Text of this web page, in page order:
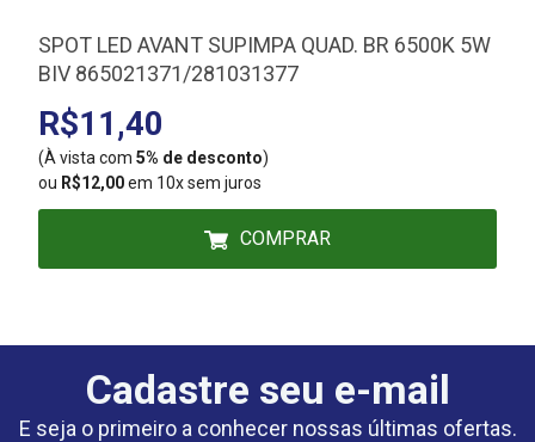
SPOT LED AVANT SUPIMPA QUAD. BR 6500K 5W
BIV 865021371/281031377
R$11,40
(À vista com 5% de desconto)
ou R$12,00em 10x sem juros
COMPRAR
Cadastre seu e-mail
E seja o primeiro a conhecer nossas últimas ofertas.